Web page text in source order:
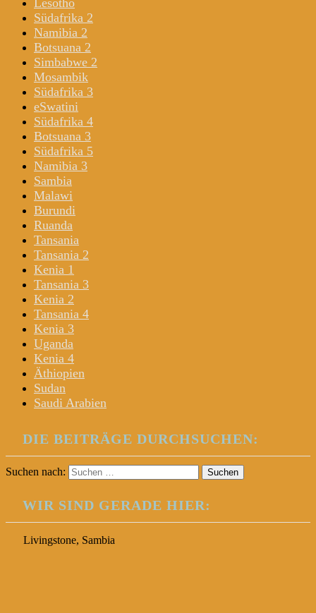
Lesotho
Südafrika 2
Namibia 2
Botsuana 2
Simbabwe 2
Mosambik
Südafrika 3
eSwatini
Südafrika 4
Botsuana 3
Südafrika 5
Namibia 3
Sambia
Malawi
Burundi
Ruanda
Tansania
Tansania 2
Kenia 1
Tansania 3
Kenia 2
Tansania 4
Kenia 3
Uganda
Kenia 4
Äthiopien
Sudan
Saudi Arabien
DIE BEITRÄGE DURCHSUCHEN:
Suchen nach:
WIR SIND GERADE HIER:
Livingstone, Sambia